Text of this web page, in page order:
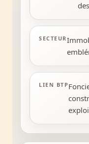
SECTEUR
LIEN BTP